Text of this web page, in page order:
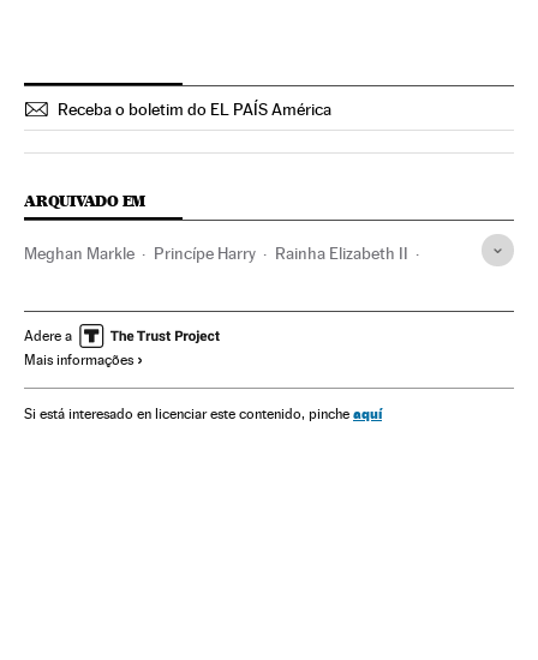
Receba o boletim do EL PAÍS América
ARQUIVADO EM
Meghan Markle Princípe Harry Rainha Elizabeth II
Famosos Reino Unido Europa
Adere a
Mais informações
Si está interesado en licenciar este contenido, pinche aquí